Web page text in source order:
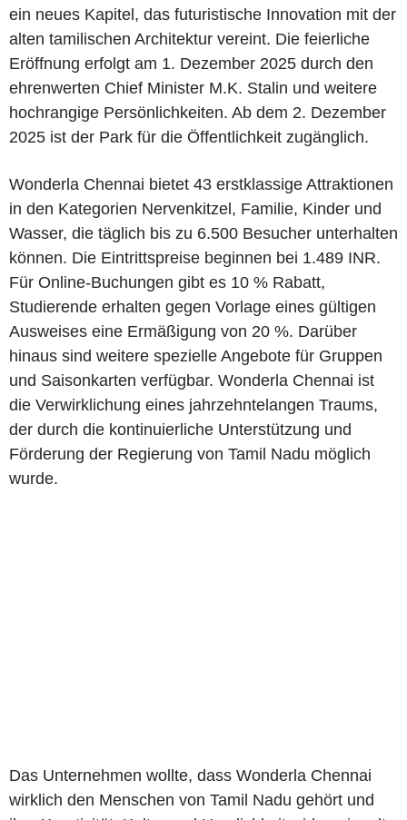
ein neues Kapitel, das futuristische Innovation mit der
alten tamilischen Architektur vereint. Die feierliche
Eröffnung erfolgt am 1. Dezember 2025 durch den
ehrenwerten Chief Minister M.K. Stalin und weitere
hochrangige Persönlichkeiten. Ab dem 2. Dezember
2025 ist der Park für die Öffentlichkeit zugänglich.
Wonderla Chennai bietet 43 erstklassige Attraktionen
in den Kategorien Nervenkitzel, Familie, Kinder und
Wasser, die täglich bis zu 6.500 Besucher unterhalten
können. Die Eintrittspreise beginnen bei 1.489 INR.
Für Online-Buchungen gibt es 10 % Rabatt,
Studierende erhalten gegen Vorlage eines gültigen
Ausweises eine Ermäßigung von 20 %. Darüber
hinaus sind weitere spezielle Angebote für Gruppen
und Saisonkarten verfügbar. Wonderla Chennai ist
die Verwirklichung eines jahrzehntelangen Traums,
der durch die kontinuierliche Unterstützung und
Förderung der Regierung von Tamil Nadu möglich
wurde.
Das Unternehmen wollte, dass Wonderla Chennai
wirklich den Menschen von Tamil Nadu gehört und